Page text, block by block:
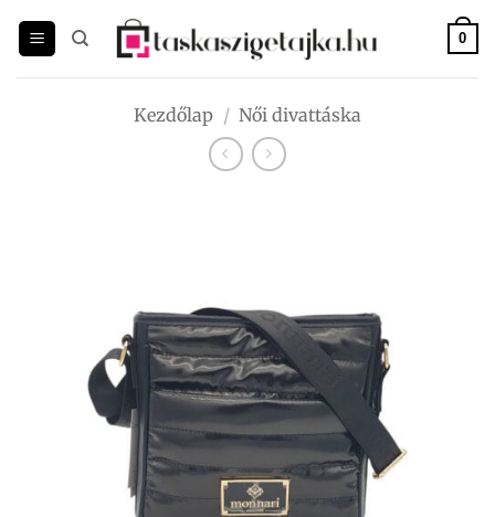
0
Kezdőlap / Női divattáska